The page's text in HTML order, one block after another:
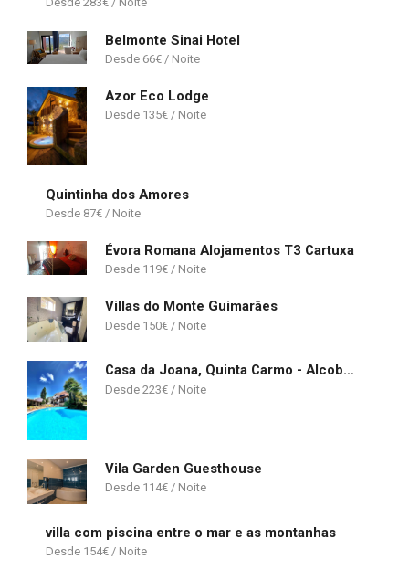
Belmonte Sinai Hotel
66€
Azor Eco Lodge
135€
Quintinha dos Amores
87€
Évora Romana Alojamentos T3 Cartuxa
119€
Villas do Monte Guimarães
150€
Casa da Joana, Quinta Carmo - Alcobaça/Nazaré
223€
Vila Garden Guesthouse
114€
villa com piscina entre o mar e as montanhas
154€